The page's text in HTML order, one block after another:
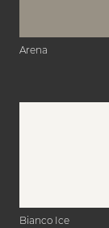
Arena
Bianco Ice